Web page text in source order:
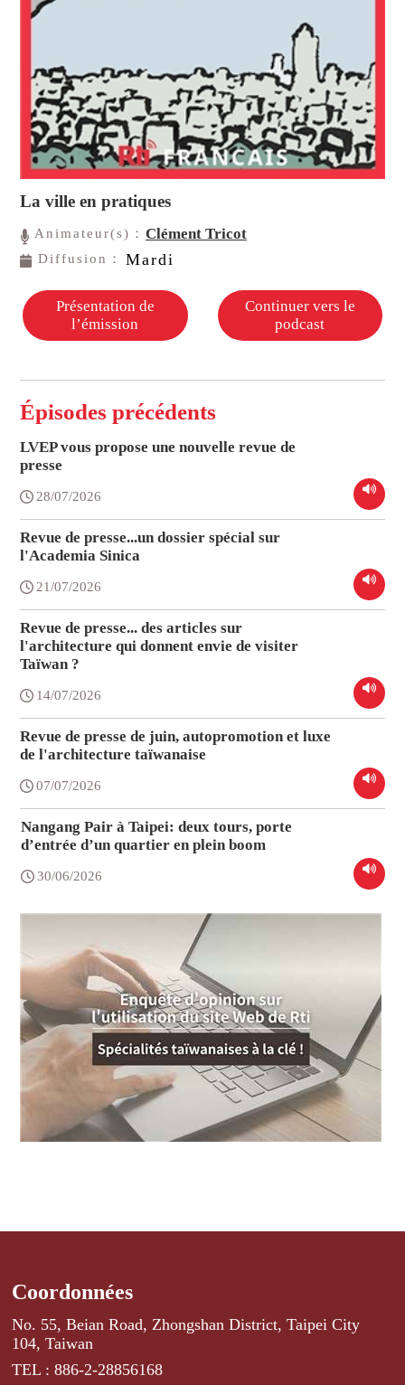
La ville en pratiques
Animateur(s)：Clément Tricot
Diffusion： Mardi
Présentation de
l’émission
Continuer vers le
podcast
Épisodes précédents
LVEP vous propose une nouvelle revue de
presse
28/07/2026
Revue de presse...un dossier spécial sur
l'Academia Sinica
21/07/2026
Revue de presse... des articles sur
l'architecture qui donnent envie de visiter
Taïwan ?
14/07/2026
Revue de presse de juin, autopromotion et luxe
de l'architecture taïwanaise
07/07/2026
Nangang Pair à Taipei: deux tours, porte
d’entrée d’un quartier en plein boom
30/06/2026
Coordonnées
No. 55, Beian Road, Zhongshan District, Taipei City
104, Taiwan
TEL : 886-2-28856168